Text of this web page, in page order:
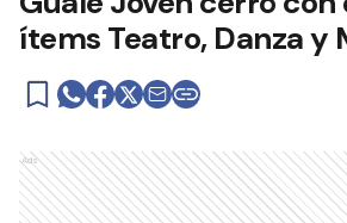
ítems Teatro, Danza y
Ads